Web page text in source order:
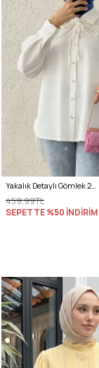
Yakalık Detaylı Gömlek 2214 - BEYAZ
459,99TL
SEPETTE %50 İNDİRİM